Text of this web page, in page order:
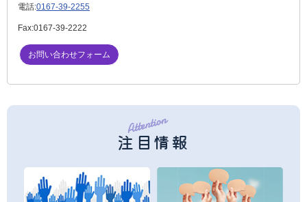
電話:0167-39-2255
Fax:0167-39-2222
お問い合わせフォーム
注目情報